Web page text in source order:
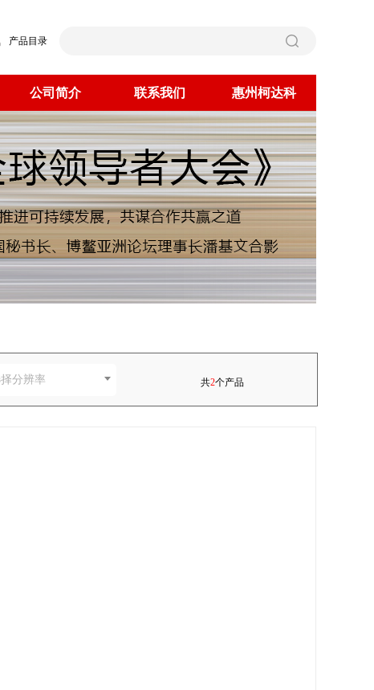
产品目录
公司简介 联系我们 惠州柯达科
分辨率 共2个产品